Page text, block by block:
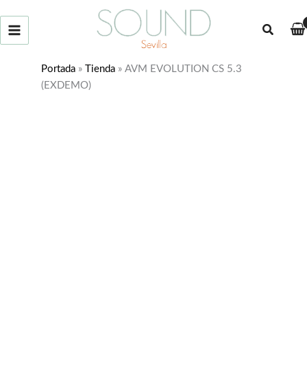
Buscar
Portada » Tienda » AVM EVOLUTION CS 5.3
(EXDEMO)